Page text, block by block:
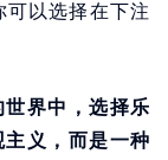
可以选择在下注
界中，选择乐
义，而是一种